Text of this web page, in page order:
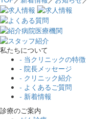
私たちについて
- 当クリニックの特徴
- 院長メッセージ
- クリニック紹介
- よくあるご質問
- 新着情報
診療のご案内